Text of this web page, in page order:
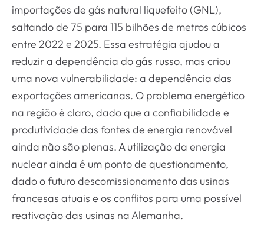
importações de gás natural liquefeito (GNL),
saltando de 75 para 115 bilhões de metros cúbicos
entre 2022 e 2025. Essa estratégia ajudou a
reduzir a dependência do gás russo, mas criou
uma nova vulnerabilidade: a dependência das
exportações americanas. O problema energético
na região é claro, dado que a confiabilidade e
produtividade das fontes de energia renovável
ainda não são plenas. A utilização da energia
nuclear ainda é um ponto de questionamento,
dado o futuro descomissionamento das usinas
francesas atuais e os conflitos para uma possível
reativação das usinas na Alemanha.